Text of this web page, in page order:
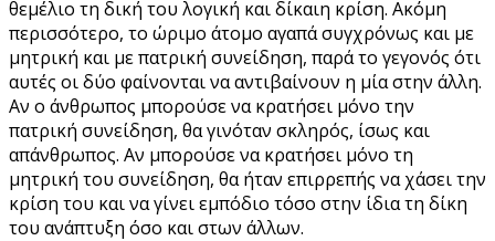
θεμέλιο τη δική του λογική και δίκαιη κρίση. Ακόμη
περισσότερο, το ώριμο άτομο αγαπά συγχρόνως και με
μητρική και με πατρική συνείδηση, παρά το γεγονός ότι
αυτές οι δύο φαίνονται να αντιβαίνουν η μία στην άλλη.
Αν ο άνθρωπος μπορούσε να κρατήσει μόνο την
πατρική συνείδηση, θα γινόταν σκληρός, ίσως και
απάνθρωπος. Αν μπορούσε να κρατήσει μόνο τη
μητρική του συνείδηση, θα ήταν επιρρεπής να χάσει την
κρίση του και να γίνει εμπόδιο τόσο στην ίδια τη δίκη
του ανάπτυξη όσο και στων άλλων.